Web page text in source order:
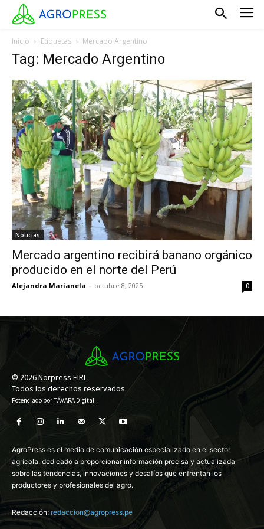
Inicio Etiquetas Mercado Argentino
Tag: Mercado Argentino
Noticias
Mercado argentino recibirá banano orgánico
producido en el norte del Perú
Alejandra Marianela - octubre 8, 2025 0
© 2026 Norpress EIRL.
Todos los derechos reservados.
Potenciado porTÁVARA Digital.
AgroPress es el medio de comunicación especializado en el sector
agrícola, dedicado a proporcionar información precisa y actualizada
sobre las tendencias, innovaciones y desafíos que enfrentan los
productores y profesionales del agro.
Redacción: redaccion@agropress.pe